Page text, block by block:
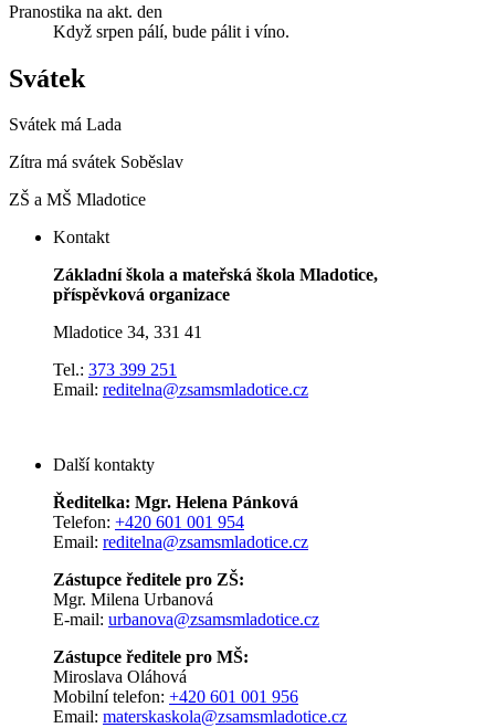
Pranostika na akt. den
Když srpen pálí, bude pálit i víno.
Svátek
Svátek má Lada
Zítra má svátek Soběslav
ZŠ a MŠ Mladotice
Kontakt
Základní škola a mateřská škola Mladotice,
příspěvková organizace
Mladotice 34, 331 41
Tel.: 373 399 251
Email: reditelna@zsamsmladotice.cz
Další kontakty
Ředitelka: Mgr. Helena Pánková
Telefon: +420 601 001 954
Email: reditelna@zsamsmladotice.cz
Zástupce ředitele pro ZŠ:
Mgr. Milena Urbanová
E-mail: urbanova@zsamsmladotice.cz
Zástupce ředitele pro MŠ:
Miroslava Oláhová
Mobilní telefon: +420 601 001 956
Email: materskaskola@zsamsmladotice.cz